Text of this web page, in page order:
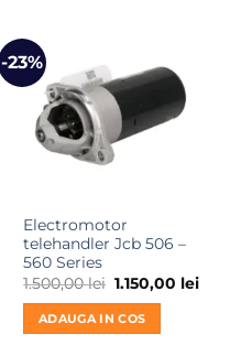
-23%
Electromotor
telehandler Jcb 506 –
560 Series
1.500,00lei Prețul
inițial
a
fost:
1.500,00 lei.
1.150,00 lei
ADAUGA IN COS